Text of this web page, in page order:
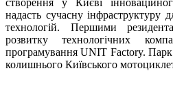
створення у Києві
надасть сучасну інфраструктуру
технологій. Першими
розвитку технологічних
програмування UNIT Factory. Парк
колишнього Київського